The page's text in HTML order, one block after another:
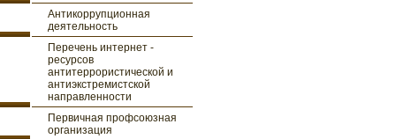
Антикоррупционная
деятельность
Перечень интернет -
ресурсов
антитеррористической и
антиэкстремистской
направленности
Первичная профсоюзная
организация